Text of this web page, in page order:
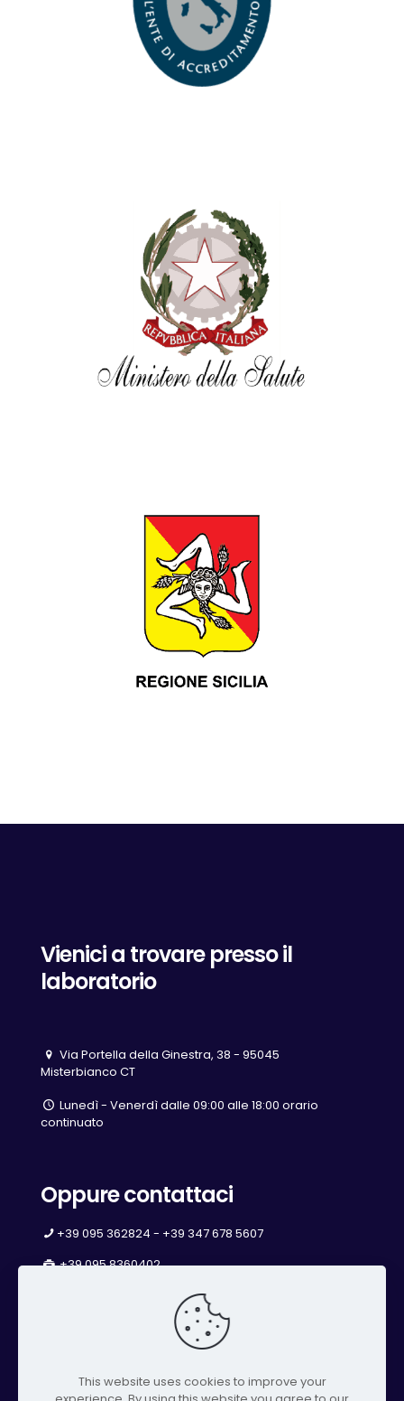
Vienici a trovare presso il
laboratorio
Via Portella della Ginestra, 38 - 95045
Misterbianco CT
Lunedì - Venerdì dalle 09:00 alle 18:00 orario
continuato
Oppure contattaci
+39 095 362824 - +39 347 678 5607
+39 095 8360402
info@studiochimicoambientale.it
studiochimicoambientale@pec.impresecatania.it
This website uses cookies to improve your